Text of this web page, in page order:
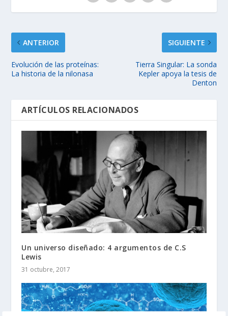
ANTERIOR
Evolución de las proteínas:
La historia de la nilonasa
SIGUIENTE
Tierra Singular: La sonda
Kepler apoya la tesis de
Denton
ARTÍCULOS RELACIONADOS
Un universo diseñado: 4 argumentos de C.S
Lewis
31 octubre, 2017